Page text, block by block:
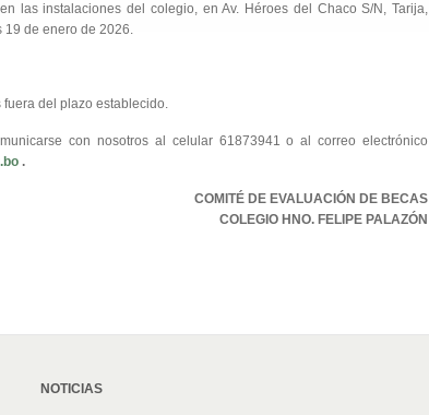
las instalaciones del colegio, en Av. Héroes del Chaco S/N, Tarija,
19 de enero de 2026.
del plazo establecido.
con nosotros al celular 61873941 o al correo electrónico
.
COMITÉ DE EVALUACIÓN DE BECAS
COLEGIO HNO. FELIPE PALAZÓN
NOTICIAS